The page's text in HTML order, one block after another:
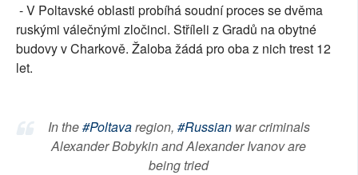
- V Poltavské oblasti probíhá soudní proces se dvěma
ruskými válečnými zločinci. Stříleli z Gradů na obytné
budovy v Charkově. Žaloba žádá pro oba z nich trest 12
let.
In the#Poltavaregion, #Russianwar criminals
Alexander Bobykin and Alexander Ivanov are
being tried